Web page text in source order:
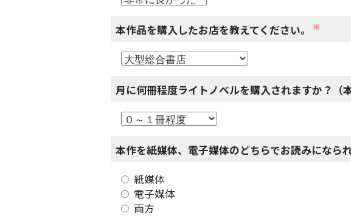
本作品を購入したお店を教えてください。 ※
月に何冊程度ライトノベルを購入されますか？（
本作を紙媒体、電子媒体のどちらでお読みになら
紙媒体
電子媒体
両方